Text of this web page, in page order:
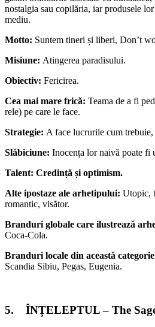
nostalgia sau copilăria, iar produsele
mediu.
Motto: Suntem tineri și liberi, Don’t
Misiune: Atingerea paradisului.
Obiectiv: Fericirea.
Cea mai mare frică: Teama de a fi
rele) pe care le face.
Strategie: A face lucrurile cum trebuie,
Slăbiciune: Inocența lor naivă poate fi
Talent: Credință și optimism.
Alte ipostaze ale arhetipului: Utopic,
romantic, visător.
Branduri globale care ilustrează
Coca-Cola.
Branduri locale din această
Scandia Sibiu, Pegas, Eugenia.
5. ÎNȚELEPTUL – The